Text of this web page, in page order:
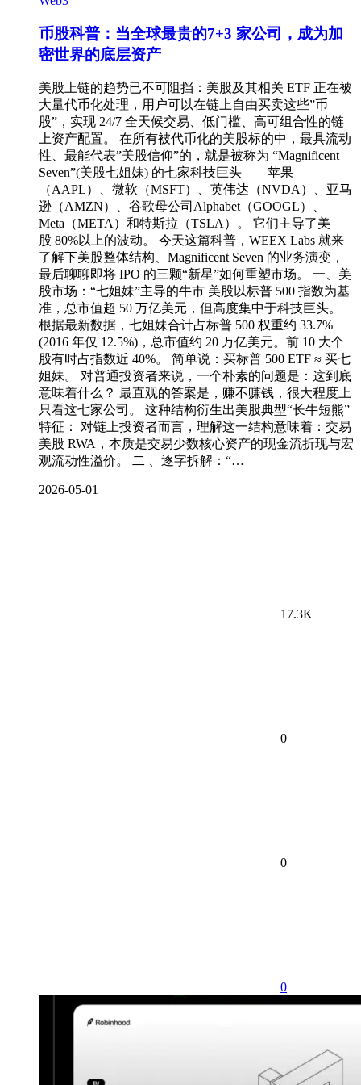
币股科普：当全球最贵的7+3 家公司，成为加
密世界的底层资产
美股上链的趋势已不可阻挡：美股及其相关 ETF 正在被
大量代币化处理，用户可以在链上自由买卖这些”币
股”，实现 24/7 全天候交易、低门槛、高可组合性的链
上资产配置。 在所有被代币化的美股标的中，最具流动
性、最能代表”美股信仰”的，就是被称为 “Magnificent
Seven”(美股七姐妹) 的七家科技巨头——苹果
（AAPL）、微软（MSFT）、英伟达（NVDA）、亚马
逊（AMZN）、谷歌母公司Alphabet（GOOGL）、
Meta（META）和特斯拉（TSLA）。 它们主导了美
股 80%以上的波动。 今天这篇科普，WEEX Labs 就来
了解下美股整体结构、Magnificent Seven 的业务演变，
最后聊聊即将 IPO 的三颗“新星”如何重塑市场。 一、美
股市场：“七姐妹”主导的牛市 美股以标普 500 指数为基
准，总市值超 50 万亿美元，但高度集中于科技巨头。
根据最新数据，七姐妹合计占标普 500 权重约 33.7%
(2016 年仅 12.5%)，总市值约 20 万亿美元。前 10 大个
股有时占指数近 40%。 简单说：买标普 500 ETF ≈ 买七
姐妹。 对普通投资者来说，一个朴素的问题是：这到底
意味着什么？ 最直观的答案是，赚不赚钱，很大程度上
只看这七家公司。 这种结构衍生出美股典型“长牛短熊”
特征： 对链上投资者而言，理解这一结构意味着：交易
美股 RWA，本质是交易少数核心资产的现金流折现与宏
观流动性溢价。 二 、逐字拆解：“…
2026-05-01
17.3K
0
0
0